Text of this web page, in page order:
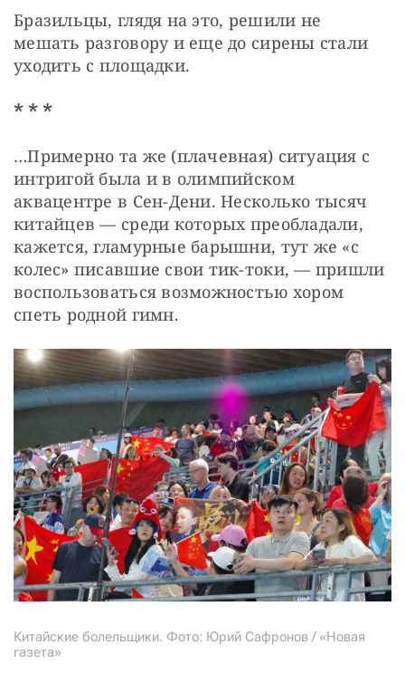
Бразильцы, глядя на это, решили не
мешать разговору и еще до сирены стали
уходить с площадки.
* * *
…Примерно та же (плачевная) ситуация с
интригой была и в олимпийском
аквацентре в Сен-Дени. Несколько тысяч
китайцев — среди которых преобладали,
кажется, гламурные барышни, тут же «с
колес» писавшие свои тик-токи, — пришли
воспользоваться возможностью хором
спеть родной гимн.
Китайские болельщики. Фото: Юрий Сафронов / «Новая
газета»